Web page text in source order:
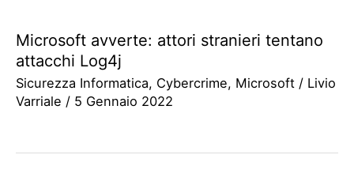
Microsoft avverte: attori stranieri tentano
attacchi Log4j
Sicurezza Informatica, Cybercrime, Microsoft / Livio
Varriale / 5 Gennaio 2022